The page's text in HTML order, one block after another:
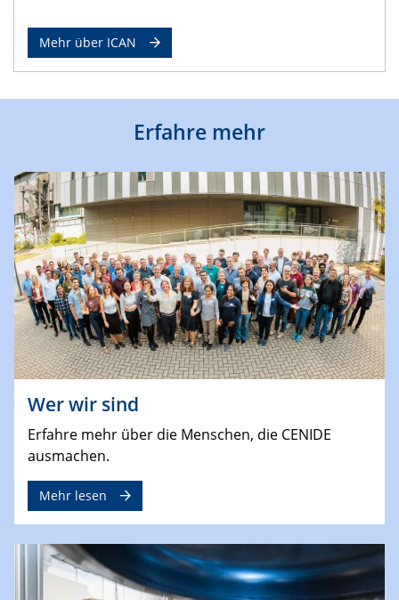
Mehr über ICAN
Erfahre mehr
Wer wir sind
Erfahre mehr über die Menschen, die CENIDE
ausmachen.
Mehr lesen